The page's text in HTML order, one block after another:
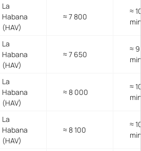
La
Habana
(HAV)
≈ 7 800
≈
min
La
Habana
(HAV)
≈ 7 650
≈
min
La
Habana
(HAV)
≈ 8 000
≈
min
La
Habana
(HAV)
≈ 8 100
≈
min